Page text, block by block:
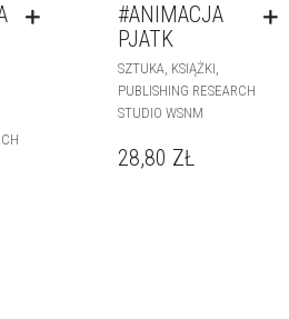
#ANIMACJA
PJATK
SZTUKA, KSIĄŻKI,
PUBLISHING RESEARCH
STUDIO WSNM
28,80 ZŁ